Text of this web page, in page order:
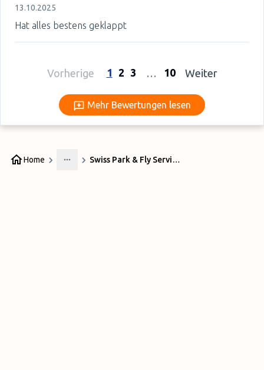
13.10.2025
Hat alles bestens geklappt
Vorherige 1 2 3 … 10 Weiter
Mehr Bewertungen lesen
Mehr Bewertungen lesen
Home
More
Swiss Park & Fly Service Bülach